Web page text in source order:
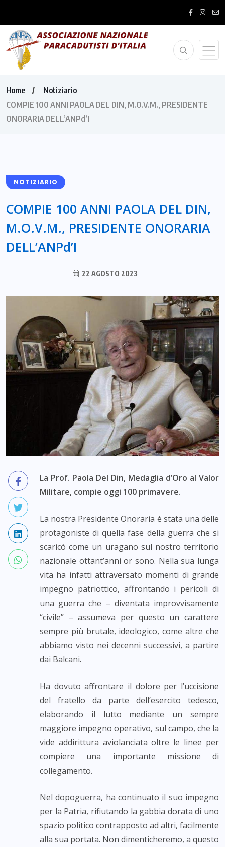
Home
Notiziario
COMPIE 100 ANNI PAOLA DEL DIN, M.O.V.M., PRESIDENTE
ONORARIA DELL’ANPd’I
NOTIZIARIO
COMPIE 100 ANNI PAOLA DEL DIN,
M.O.V.M., PRESIDENTE ONORARIA
DELL’ANPd’I
22 AGOSTO 2023
La Prof. Paola Del Din, Medaglia d’Oro al Valor
Militare, compie oggi 100 primavere.
La nostra Presidente Onoraria è stata una delle
protagoniste di quella fase della guerra che si
scaricò come un uragano sul nostro territorio
nazionale ottant’anni or sono. Nella sua lunga
vita ha infatti attraversato momenti di grande
impegno patriottico, affrontando i pericoli di
una guerra che – diventata improvvisamente
“civile” – assumeva per questo un carattere
sempre più brutale, ideologico, come altre che
abbiamo visto nei decenni successivi, a partire
dai Balcani.
Ha dovuto affrontare il dolore per l’uccisione
del fratello da parte dell’esercito tedesco,
elaborando il lutto mediante un sempre
maggiore impegno operativo, sul campo, che la
vide addirittura aviolanciata oltre le linee per
compiere una importante missione di
collegamento.
Nel dopoguerra, ha continuato il suo impegno
per la Patria, rifiutando la gabbia dorata di uno
spazio politico contrapposto ad altri, facilmente
alla sua portata. Non dimenticheremo, a questo